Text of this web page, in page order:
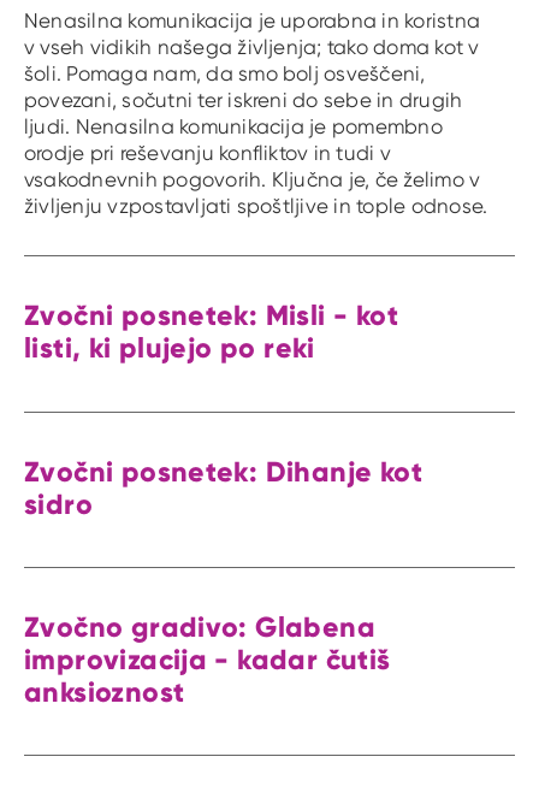
Nenasilna komunikacija je uporabna in koristna
v vseh vidikih našega življenja; tako doma kot v
šoli. Pomaga nam, da smo bolj osveščeni,
povezani, sočutni ter iskreni do sebe in drugih
ljudi. Nenasilna komunikacija je pomembno
orodje pri reševanju konfliktov in tudi v
vsakodnevnih pogovorih. Ključna je, če želimo v
življenju vzpostavljati spoštljive in tople odnose.
Zvočni posnetek: Misli - kot
listi, ki plujejo po reki
Zvočni posnetek: Dihanje kot
sidro
Zvočno gradivo: Glabena
improvizacija - kadar čutiš
anksioznost